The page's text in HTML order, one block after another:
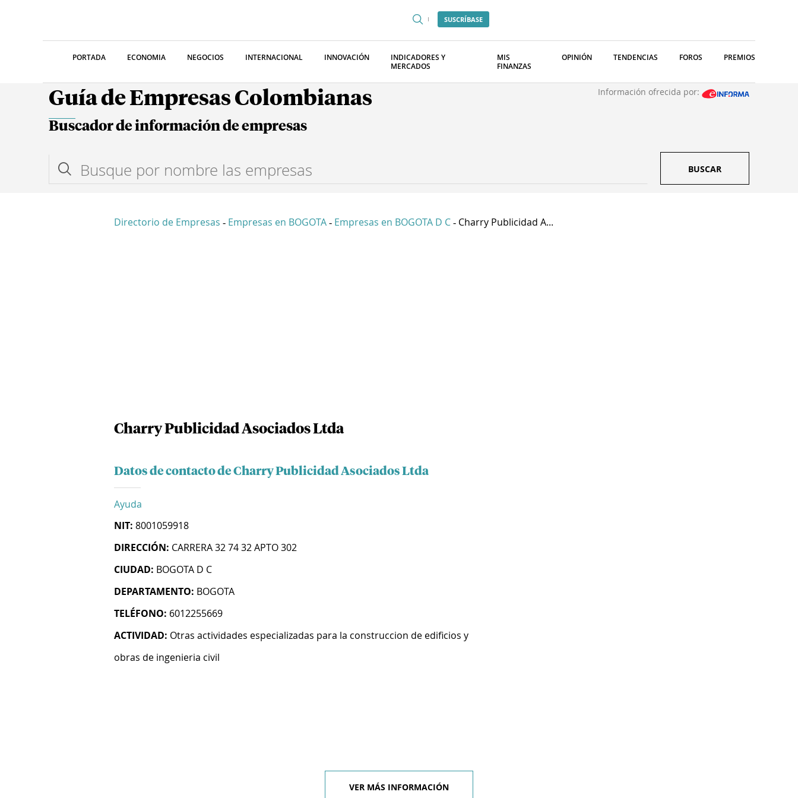
SUSCRÍBASE
PORTADA ECONOMIA NEGOCIOS INTERNACIONAL INNOVACIÓN
INDICADORES Y
MERCADOS
MIS
FINANZAS
OPINIÓN TENDENCIAS FOROS PREMIOS
Guía de Empresas Colombianas Información ofrecida por:
Buscador de información de empresas
BUSCAR
Directorio de Empresas - Empresas en BOGOTA - Empresas en BOGOTA D C - Charry Publicidad A...
Charry Publicidad Asociados Ltda
Datos de contacto de Charry Publicidad Asociados Ltda
Ayuda
NIT: 8001059918
DIRECCIÓN: CARRERA 32 74 32 APTO 302
CIUDAD: BOGOTA D C
DEPARTAMENTO: BOGOTA
TELÉFONO: 6012255669
ACTIVIDAD: Otras actividades especializadas para la construccion de edificios y
obras de ingenieria civil
VER MÁS INFORMACIÓN